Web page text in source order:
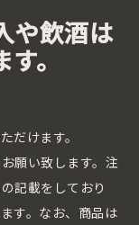
や飲酒は
。
だけます。
願い致します。注
記載をしており
す。なお、商品は